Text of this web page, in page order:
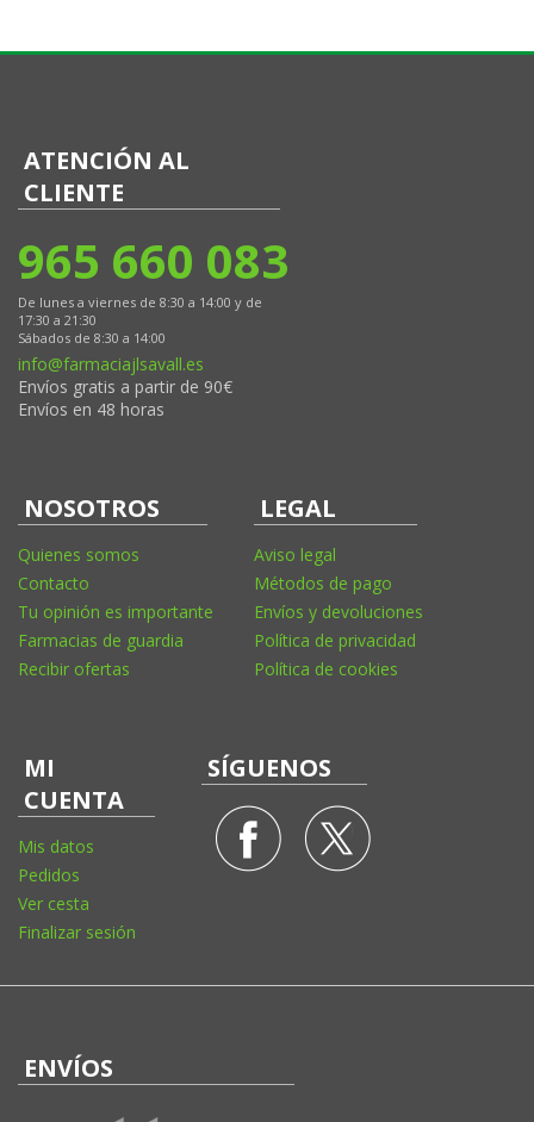
ATENCIÓN AL
CLIENTE
965 660 083
De lunes a viernes de 8:30 a 14:00 y de
17:30 a 21:30
Sábados de 8:30 a 14:00
info@farmaciajlsavall.es
Envíos gratis a partir de 90€
Envíos en 48 horas
NOSOTROS
Quienes somos
Contacto
Tu opinión es importante
Farmacias de guardia
Recibir ofertas
LEGAL
Aviso legal
Métodos de pago
Envíos y devoluciones
Política de privacidad
Política de cookies
MI
CUENTA
Mis datos
Pedidos
Ver cesta
Finalizar sesión
SÍGUENOS
ENVÍOS